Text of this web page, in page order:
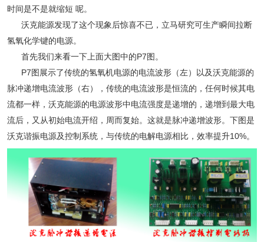
时间是不是就缩短 呢。
沃克能源发现了这个现象后惊喜不已，立马研究可生产瞬间拉断
氢氧化学键的电源。
首先我们来看一下上面大图中的P7图。
P7图展示了传统的氢氧机电源的电流波形（左）以及沃克能源的
脉冲递增电流波形（右），传统的电流波形是恒流的，任何时候其电
流都一样，沃克能源的电源波形中电流强度是递增的，递增到最大电
流后，又从初始电流开绍，周而复始。这就是脉冲递增波形。下图是
沃克谐振电源及控制系统，与传统的电解电源相比，效率提升10%。